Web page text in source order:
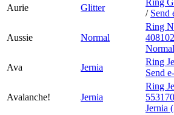
Aurie Glitter
/ Send
Aussie Normal
Ring
Ava
Jernia
Ring
Send
Avalanche! Jernia
Ring
Jernia